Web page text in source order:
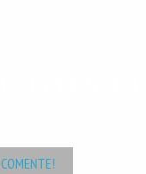
COMENTE!